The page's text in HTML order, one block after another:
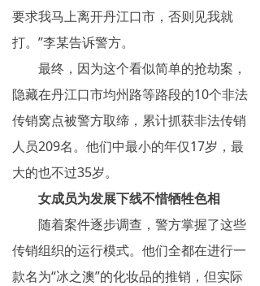
要求我马上离开丹江口市，否则见我就
打。”李某告诉警方。
最终，因为这个看似简单的抢劫案，
隐藏在丹江口市均州路等路段的10个非法
传销窝点被警方取缔，累计抓获非法传销
人员209名。他们中最小的年仅17岁，最
大的也不过35岁。
女成员为发展下线不惜牺牲色相
随着案件逐步调查，警方掌握了这些
传销组织的运行模式。他们全都在进行一
款名为“冰之澳”的化妆品的推销，但实际